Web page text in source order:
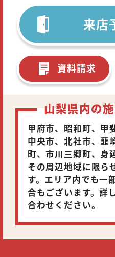
来店
資料請求
山梨県内の
甲府市、昭和町、甲
中央市、北社市、韮
町、市川三郷町、身
その周辺地域に限ら
す。エリア内でも一
合もございます。詳
合わせください。